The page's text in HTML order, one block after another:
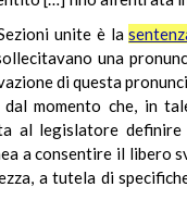
unite è la
una
di questa
momento che, in
al legislatore definire
a consentire il libero
a tutela di